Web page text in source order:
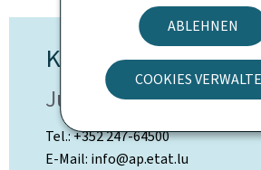
ABLEHNEN
COOKIES
Kontakt
Tel.: +352 247-64500
E-Mail: info@ap.etat.lu